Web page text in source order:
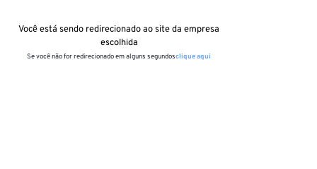
Você está sendo redirecionado ao site da empresa
escolhida
Se você não for redirecionado em alguns segundosclique aqui